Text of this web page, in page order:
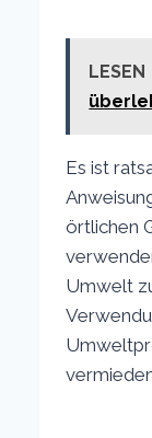
LESEN
Es ist
örtlichen
Umwelt